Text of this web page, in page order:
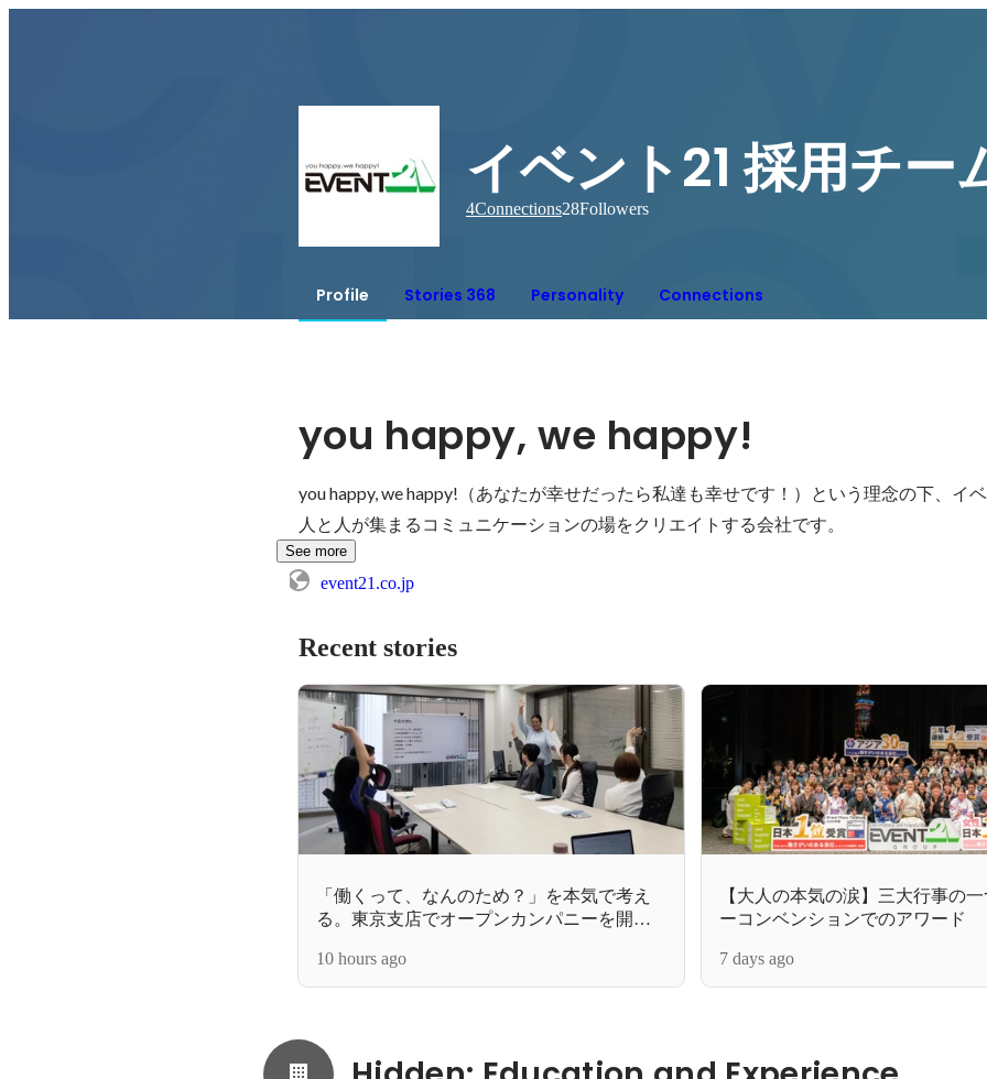
イベント21 採用チー
4Connections28Followers
Profile Stories 368 Personality Connections
you happy, we happy!
you happy, we happy!（あなたが幸せだったら私達も幸せです！）という理念の下、イ
人と人が集まるコミュニケーションの場をクリエイトする会社です。
See more
event21.co.jp
Recent stories
「働くって、なんのため？」を本気で考え
る。東京支店でオープンカンパニーを開催
10 hours ago
【大人の本気の涙】三大行事の
ーコンベンションでのアワード
7 days ago